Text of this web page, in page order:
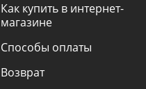
Как купить в интернет-
магазине
Способы оплаты
Возврат